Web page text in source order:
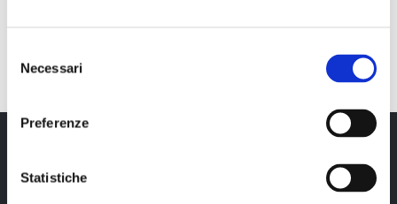
delNecessari
Preferenze
Statistiche